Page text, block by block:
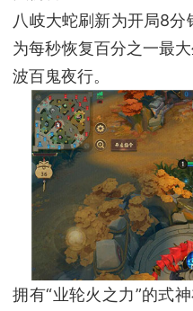
八岐大蛇刷新为开局8
为每秒恢复百分之一最
波百鬼夜行。
拥有“业轮火之力”的式